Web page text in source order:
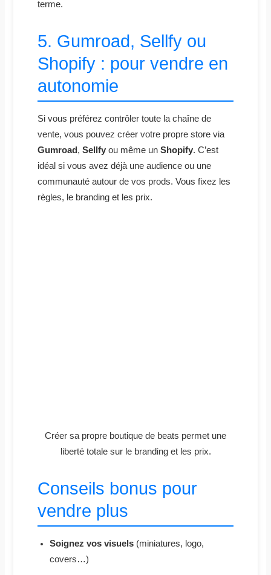
terme.
5. Gumroad, Sellfy ou
Shopify : pour vendre en
autonomie
Si vous préférez contrôler toute la chaîne de
vente, vous pouvez créer votre propre store via
Gumroad ,Sellfy ou même unShopify. C’est
idéal si vous avez déjà une audience ou une
communauté autour de vos prods. Vous fixez les
règles, le branding et les prix.
Créer sa propre boutique de beats permet une
liberté totale sur le branding et les prix.
Conseils bonus pour
vendre plus
Soignez vos visuels (miniatures, logo,
covers…)